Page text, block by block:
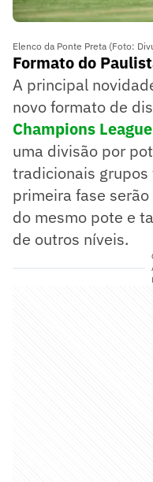
Elenco da Ponte Preta (Foto:
Formato do
A principal
novo formato de
Champions League
uma divisão por
tradicionais
primeira fase
do mesmo pote e
de outros níveis.